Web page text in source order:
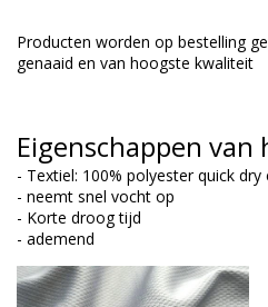
Producten worden op bestelling
genaaid en van hoogste kwaliteit
Eigenschappen
- Textiel: 100% polyester quick
- neemt snel vocht op
- Korte droog tijd
- ademend